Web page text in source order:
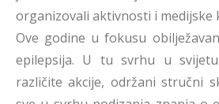
organizovali aktivnosti i medijske
Ove godine u fokusu
epilepsija. U tu svrhu u
različite akcije, održani stručni